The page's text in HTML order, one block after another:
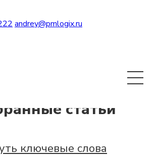
andrey@pmlogix.ru
статьи
ключевые слова